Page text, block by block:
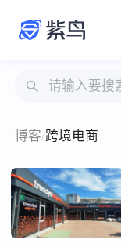
博客/跨境电商